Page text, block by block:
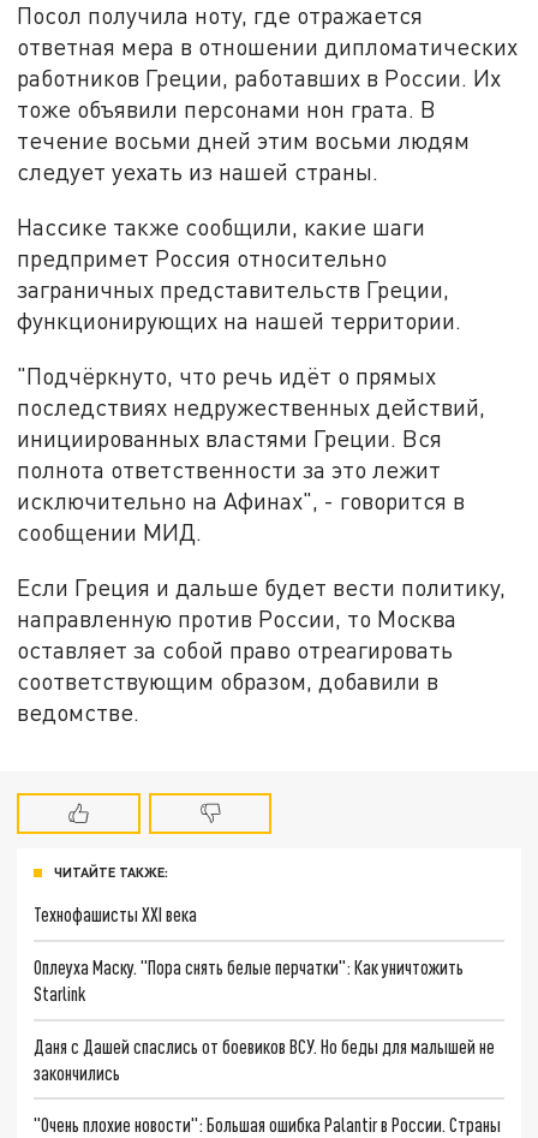
Посол получила ноту, где отражается
ответная мера в отношении дипломатических
работников Греции, работавших в России. Их
тоже объявили персонами нон грата. В
течение восьми дней этим восьми людям
следует уехать из нашей страны.
Нассике также сообщили, какие шаги
предпримет Россия относительно
заграничных представительств Греции,
функционирующих на нашей территории.
"Подчёркнуто, что речь идёт о прямых
последствиях недружественных действий,
инициированных властями Греции. Вся
полнота ответственности за это лежит
исключительно на Афинах", - говорится в
сообщении МИД.
Если Греция и дальше будет вести политику,
направленную против России, то Москва
оставляет за собой право отреагировать
соответствующим образом, добавили в
ведомстве.
ЧИТАЙТЕ ТАКЖЕ:
Технофашисты XXI века
Оплеуха Маску. "Пора снять белые перчатки": Как уничтожить
Starlink
Даня с Дашей спаслись от боевиков ВСУ. Но беды для малышей не
закончились
"Очень плохие новости": Большая ошибка Palantir в России. Страны